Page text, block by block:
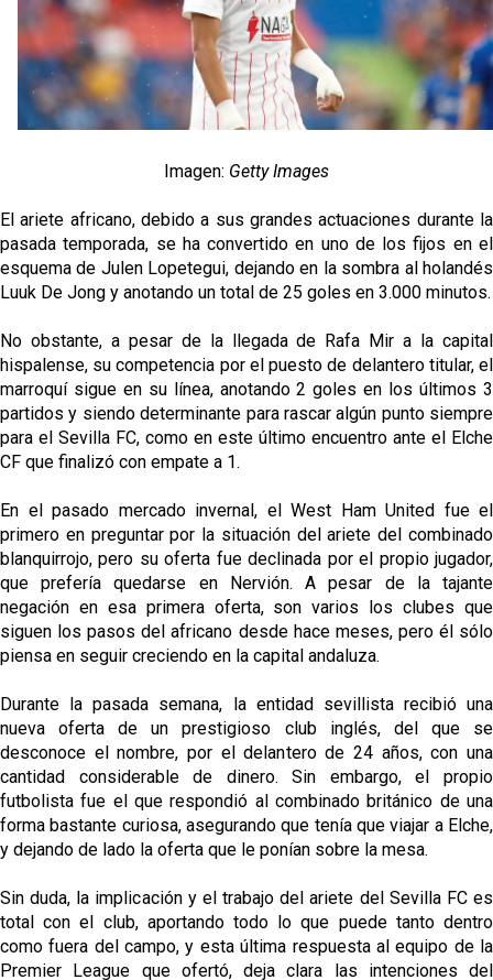
Análisis I Quién es y cómo juega Fran González
Miguel Sierra: La temporada pasada se vio
trabajamos con ilusión
Diomande ya es madridista mientras Rodri agita el
mercado
OFICIAL | Juanlu se marcha al Bournemouth
Imagen: Getty Images
El ariete africano, debido a sus grandes actuaciones durante la
pasada temporada, se ha convertido en uno de los fijos en el
esquema de Julen Lopetegui, dejando en la sombra al holandés
Luuk De Jong y anotando un total de 25 goles en 3.000 minutos.
No obstante, a pesar de la llegada de Rafa Mir a la capital
hispalense, su competencia por el puesto de delantero titular, el
marroquí sigue en su línea, anotando 2 goles en los últimos 3
partidos y siendo determinante para rascar algún punto siempre
para el Sevilla FC, como en este último encuentro ante el Elche
CF que finalizó con empate a 1.
En el pasado mercado invernal, el West Ham United fue el
primero en preguntar por la situación del ariete del combinado
blanquirrojo, pero su oferta fue declinada por el propio jugador,
que prefería quedarse en Nervión. A pesar de la tajante
negación en esa primera oferta, son varios los clubes que
siguen los pasos del africano desde hace meses, pero él sólo
piensa en seguir creciendo en la capital andaluza.
Durante la pasada semana, la entidad sevillista recibió una
nueva oferta de un prestigioso club inglés, del que se
desconoce el nombre, por el delantero de 24 años, con una
cantidad considerable de dinero. Sin embargo, el propio
futbolista fue el que respondió al combinado británico de una
forma bastante curiosa, asegurando que tenía que viajar a Elche,
y dejando de lado la oferta que le ponían sobre la mesa.
Sin duda, la implicación y el trabajo del ariete del Sevilla FC es
total con el club, aportando todo lo que puede tanto dentro
como fuera del campo, y esta última respuesta al equipo de la
Premier League que ofertó, deja clara las intenciones del